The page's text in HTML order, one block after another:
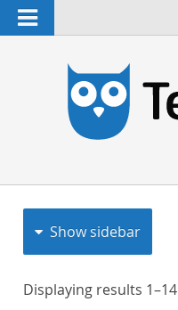
Navigation
Show sidebar
Displaying results 1–14